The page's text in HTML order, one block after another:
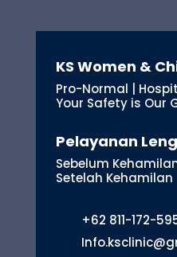
KS Women &
Pro-Normal |
Your Safety is Our
Pelayanan
Sebelum
Setelah Kehamilan
+62 811-172-